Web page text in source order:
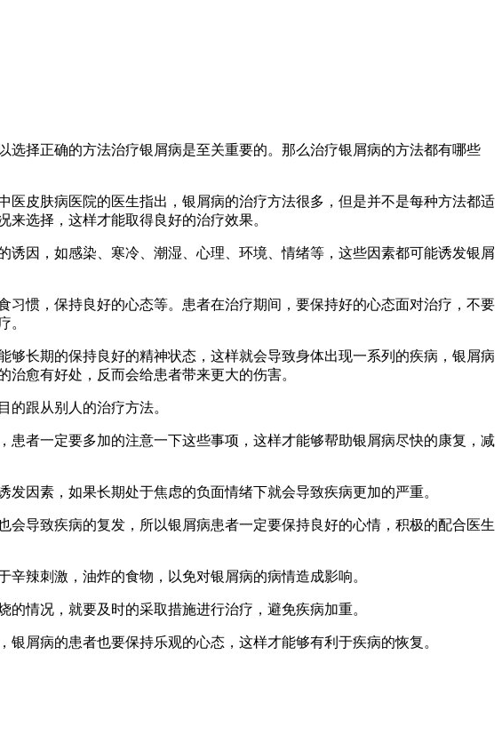
择正确的方法治疗银屑病是至关重要的。那么治疗银屑病的方法都有哪些
皮肤病医院的医生指出，银屑病的治疗方法很多，但是并不是每种方法都适
选择，这样才能取得良好的治疗效果。
因，如感染、寒冷、潮湿、心理、环境、情绪等，这些因素都可能诱发银屑
惯，保持良好的心态等。患者在治疗期间，要保持好的心态面对治疗，不要
。
长期的保持良好的精神状态，这样就会导致身体出现一系列的疾病，银屑病
愈有好处，反而会给患者带来更大的伤害。
跟从别人的治疗方法。
者一定要多加的注意一下这些事项，这样才能够帮助银屑病尽快的康复，减
因素，如果长期处于焦虑的负面情绪下就会导致疾病更加的严重。
导致疾病的复发，所以银屑病患者一定要保持良好的心情，积极的配合医生
辣刺激，油炸的食物，以免对银屑病的病情造成影响。
情况，就要及时的采取措施进行治疗，避免疾病加重。
屑病的患者也要保持乐观的心态，这样才能够有利于疾病的恢复。